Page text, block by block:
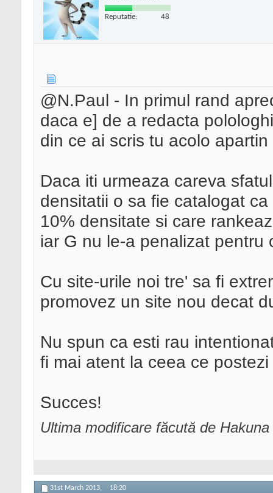
Reputatie: 48
@N.Paul - In primul rand
daca e] de a redacta
din ce ai scris tu acolo
Daca iti urmeaza careva
densitatii o sa fie catalogat
10% densitate si care
iar G nu le-a penalizat pentru
Cu site-urile noi tre' sa fi
promovez un site nou decat
Nu spun ca esti rau
fi mai atent la ceea ce postezi
Succes!
Ultima modificare făcută de
31st March 2013, 18:20